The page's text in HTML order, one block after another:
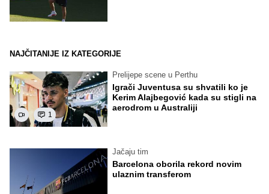
NAJČITANIJE IZ KATEGORIJE
1
Prelijepe scene u Perthu
Igrači Juventusa su shvatili ko je
Kerim Alajbegović kada su stigli na
aerodrom u Australiji
Jačaju tim
Barcelona oborila rekord novim
ulaznim transferom